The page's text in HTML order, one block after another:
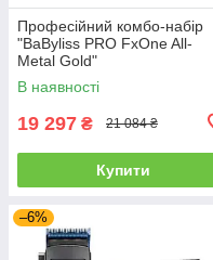
Професійний комбо-набір
"BaByliss PRO FxOne All-
Metal Gold"
(FX899GE+FX799GE+FX79F
SGE)
В наявності
19 297 ₴ 21 084 ₴
Купити
–6%